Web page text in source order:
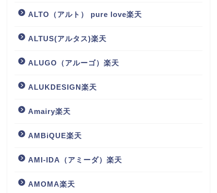
ALTO（アルト） pure love楽天
ALTUS(アルタス)楽天
ALUGO（アルーゴ）楽天
ALUKDESIGN楽天
Amairy楽天
AMBiQUE楽天
AMI-IDA（アミーダ）楽天
AMOMA楽天